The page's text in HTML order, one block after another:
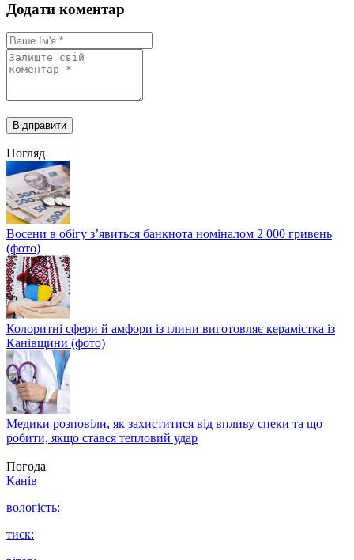
Додати коментар
Погляд
Восени в обігу з’явиться банкнота номіналом 2 000 гривень
(фото)
Колоритні сфери й амфори із глини виготовляє керамістка із
Канівщини (фото)
Медики розповіли, як захиститися від впливу спеки та що
робити, якщо стався тепловий удар
Погода
Канів
вологість:
тиск: